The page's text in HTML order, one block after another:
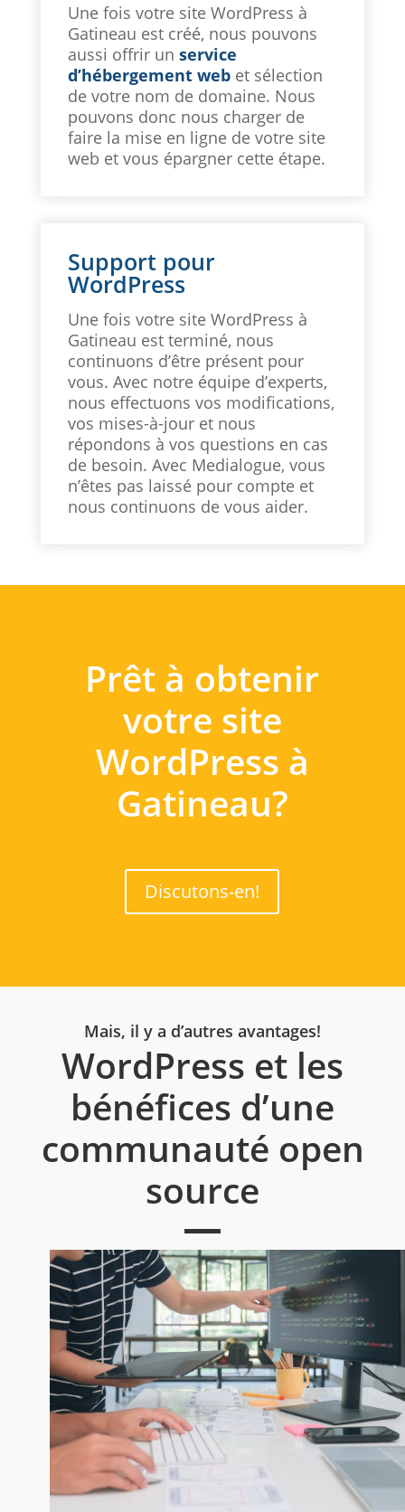
Une fois votre site WordPress à
Gatineau est créé, nous pouvons
aussi offrir un service
d’hébergement webet sélection
de votre nom de domaine. Nous
pouvons donc nous charger de
faire la mise en ligne de votre site
web et vous épargner cette étape.
Support pour
WordPress
Une fois votre site WordPress à
Gatineau est terminé, nous
continuons d’être présent pour
vous. Avec notre équipe d’experts,
nous effectuons vos modifications,
vos mises-à-jour et nous
répondons à vos questions en cas
de besoin. Avec Medialogue, vous
n’êtes pas laissé pour compte et
nous continuons de vous aider.
Prêt à obtenir
votre site
WordPress à
Gatineau?
Discutons-en!
Mais, il y a d’autres avantages!
WordPress et les
bénéfices d’une
communauté open
source